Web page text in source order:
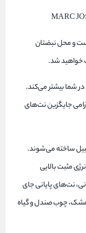
MARC
و محل نبضتان
خواهید شد.
در شما بیشتر می‌کند.
جایگزین نت‌های
ساخته می‌شوند.
مثبت بالایی
نت‌های پایانی جای
مشک، چوب صندل و گیاه